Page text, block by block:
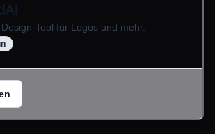
Tool für Logos und mehr.